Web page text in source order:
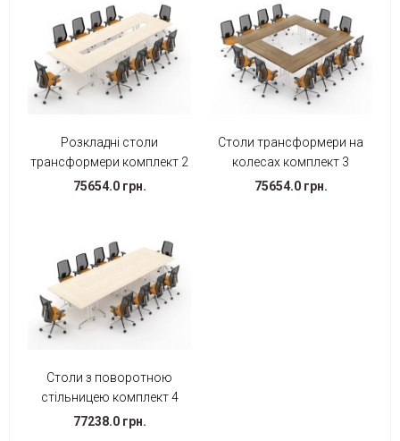
Розкладні столи
трансформери комплект 2
75654.0 грн.
Столи трансформери на
колесах комплект 3
75654.0 грн.
Столи з поворотною
стільницею комплект 4
77238.0 грн.